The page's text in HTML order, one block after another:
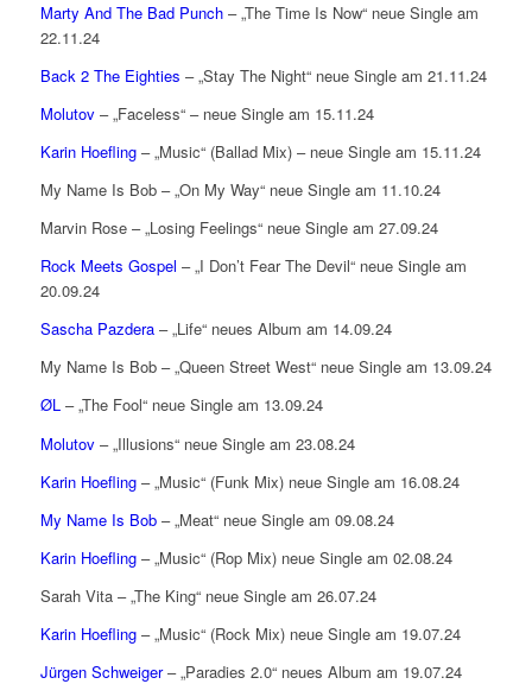
Marty And The Bad Punch– „The Time Is Now“ neue Single am
22.11.24
Back 2 The Eighties – „Stay The Night“ neue Single am 21.11.24
Molutov – „Faceless“ – neue Single am 15.11.24
Karin Hoefling– „Music“ (Ballad Mix) – neue Single am 15.11.24
My Name Is Bob – „On My Way“ neue Single am 11.10.24
Marvin Rose – „Losing Feelings“ neue Single am 27.09.24
Rock Meets Gospel – „I Don’t Fear The Devil“ neue Single am
20.09.24
Sascha Pazdera– „Life“ neues Album am 14.09.24
My Name Is Bob – „Queen Street West“ neue Single am 13.09.24
ØL– „The Fool“ neue Single am 13.09.24
Molutov– „Illusions“ neue Single am 23.08.24
Karin Hoefling– „Music“ (Funk Mix) neue Single am 16.08.24
My Name Is Bob– „Meat“ neue Single am 09.08.24
Karin Hoefling– „Music“ (Rop Mix) neue Single am 02.08.24
Sarah Vita – „The King“ neue Single am 26.07.24
Karin Hoefling– „Music“ (Rock Mix) neue Single am 19.07.24
Jürgen Schweiger– „Paradies 2.0“ neues Album am 19.07.24